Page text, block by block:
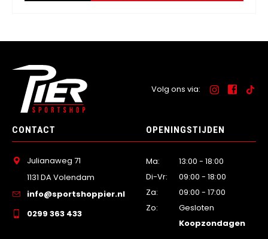
Volg ons via:
CONTACT
Julianaweg 71
1131 DA Volendam
info@sportshoppier.nl
0299 363 433
OPENINGSTIJDEN
Ma:
13:00 - 18:00
Di-Vr:
09:00 - 18:00
Za:
09:00 - 17:00
Zo:
Gesloten
Koopzondagen